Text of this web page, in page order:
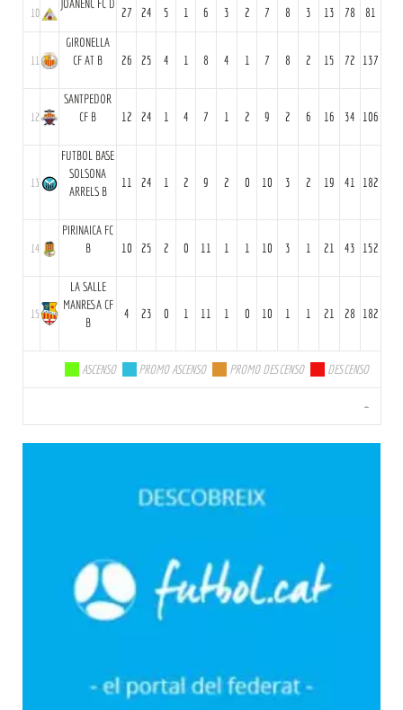
ASCENSO PROMO ASCENSO PROMO DESCENSO DESCENSO
-
10
JOANENC FC D
27 24 5 1 6 3 2 7 8 3 13 78 81
11
GIRONELLA
CF AT B
26 25 4 1 8 4 1 7 8 2 15 72 137
12
SANTPEDOR
CF B
12 24 1 4 7 1 2 9 2 6 16 34 106
13
FUTBOL BASE
SOLSONA
ARRELS B
11 24 1 2 9 2 0 10 3 2 19 41 182
14
PIRINAICA FC
B
10 25 2 0 11 1 1 10 3 1 21 43 152
15
LA SALLE
MANRESA CF
B
4 23 0 1 11 1 0 10 1 1 21 28 182